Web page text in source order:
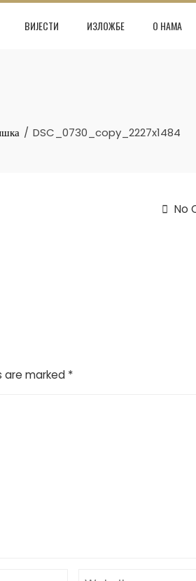
ВИЈЕСТИ ИЗЛОЖБЕ О НАМА
DSC_0730_copy_2227x1484
No
are marked *